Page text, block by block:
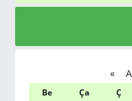
«
Be Ça Ç